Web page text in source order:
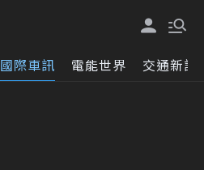
國際車訊 電能世界 交通新訊